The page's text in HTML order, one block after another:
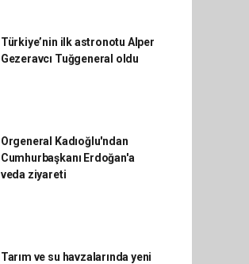
Türkiye’nin ilk astronotu Alper
Gezeravcı Tuğgeneral oldu
Orgeneral Kadıoğlu'ndan
Cumhurbaşkanı Erdoğan'a
veda ziyareti
Tarım ve su havzalarında yeni